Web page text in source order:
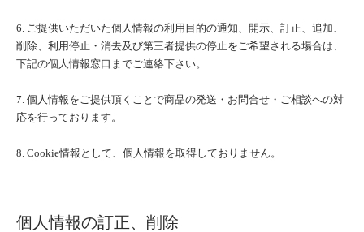
6. ご提供いただいた個人情報の利用目的の通知、開示、訂正、追加、
削除、利用停止・消去及び第三者提供の停止をご希望される場合は、
下記の個人情報窓口までご連絡下さい。
7. 個人情報をご提供頂くことで商品の発送・お問合せ・ご相談への対
応を行っております。
8. Cookie情報として、個人情報を取得しておりません。
個人情報の訂正、削除